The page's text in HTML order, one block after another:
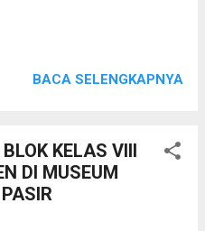
BACA SELENGKAPNYA
KELAS VIII
DI MUSEUM